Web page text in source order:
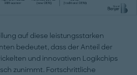
auf diese leistungsstarken
bedeutet, dass der Anteil der
und innovativen Logikchips
zunimmt. Fortschrittliche